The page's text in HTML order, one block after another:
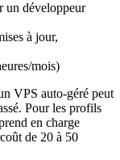
un développeur
à jour,
mois)
VPS auto-géré peut
Pour les profils
en charge
de 20 à 50